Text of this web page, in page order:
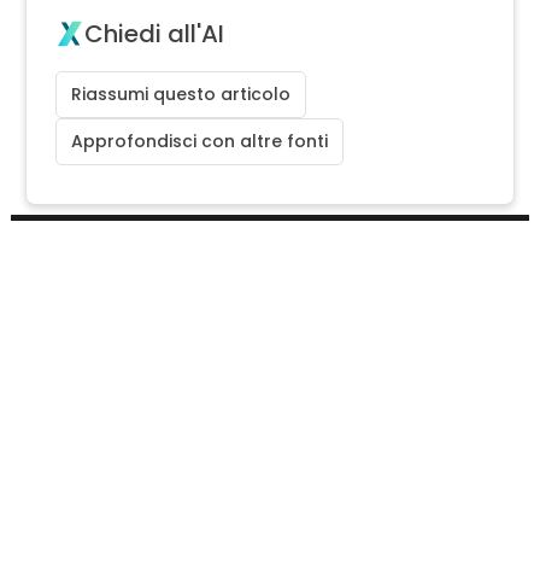
Chiedi all'AI
Riassumi questo articolo
Approfondisci con altre fonti